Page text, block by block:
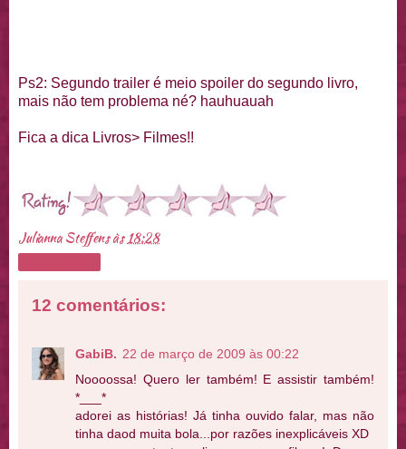
Ps2: Segundo trailer é meio spoil er do segundo livro,
mais não tem problema né? hauhuauah
Fica a dica Livros> Filmes!!
Julianna Steffensàs 18:28
12 comentários:
GabiB. 22 de março de 2009 às 00:22
Noooossa! Quero ler também! E assistir também!
*___*
adorei as histórias! Já tinha ouvido falar, mas não
tinha daod muita bola...por razões inexplicáveis XD